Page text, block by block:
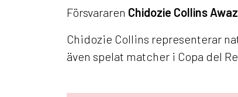
Försvararen Chidozie Collins
Chidozie Collins representerar
även spelat matcher i Copa del